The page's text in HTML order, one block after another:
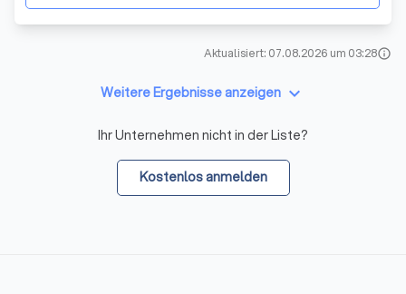
Aktualisiert: 07.08.2026 um 03:28info
Weitere Ergebnisse anzeigen keyboard_arrow_down
Ihr Unternehmen nicht in der Liste?
Kostenlos anmelden